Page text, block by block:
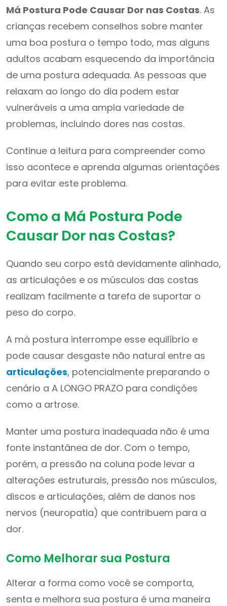
Má Postura Pode Causar Dor nas Costas. As
crianças recebem conselhos sobre manter
uma boa postura o tempo todo, mas alguns
adultos acabam esquecendo da importância
de uma postura adequada. As pessoas que
relaxam ao longo do dia podem estar
vulneráveis ​​a uma ampla variedade de
problemas, incluindo dores nas costas.
Continue a leitura para compreender como
isso acontece e aprenda algumas orientações
para evitar este problema.
Como a Má Postura Pode
Causar Dor nas Costas?
Quando seu corpo está devidamente alinhado,
as articulações e os músculos das costas
realizam facilmente a tarefa de suportar o
peso do corpo.
A má postura interrompe esse equilíbrio e
pode causar desgaste não natural entre as
articulações, potencialmente preparando o
cenário a A LONGO PRAZO para condições
como a artrose.
Manter uma postura inadequada não é uma
fonte instantânea de dor. Com o tempo,
porém, a pressão na coluna pode levar a
alterações estruturais, pressão nos músculos,
discos e articulações, além de danos nos
nervos (neuropatia) que contribuem para a
dor.
Como Melhorar sua Postura
Alterar a forma como você se comporta,
senta e melhora sua postura é uma maneira